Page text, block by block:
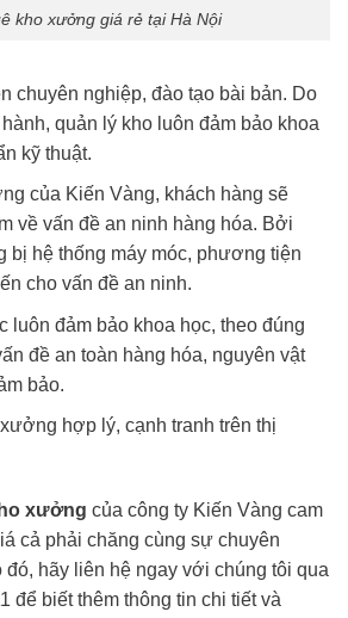
kho xưởng giá rẻ tại Hà Nội
chuyên nghiệp, đào tạo bài bản. Do
quản lý kho luôn đảm bảo khoa
kỹ thuật.
của Kiến Vàng, khách hàng sẽ
về vấn đề an ninh hàng hóa. Bởi
bị hệ thống máy móc, phương tiện
cho vấn đề an ninh.
luôn đảm bảo khoa học, theo đúng
đề an toàn hàng hóa, nguyên vật
bảo.
hợp lý, cạnh tranh trên thị
xưởng của công ty Kiến Vàng cam
cả phải chăng cùng sự chuyên
đó, hãy liên hệ ngay với chúng tôi qua
để biết thêm thông tin chi tiết và